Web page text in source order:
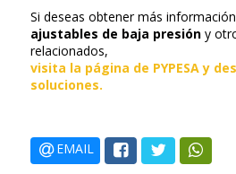
Si deseas obtener más
ajustables de baja presión y
relacionados,
visita la página de PYPESA y
soluciones.
EMAIL